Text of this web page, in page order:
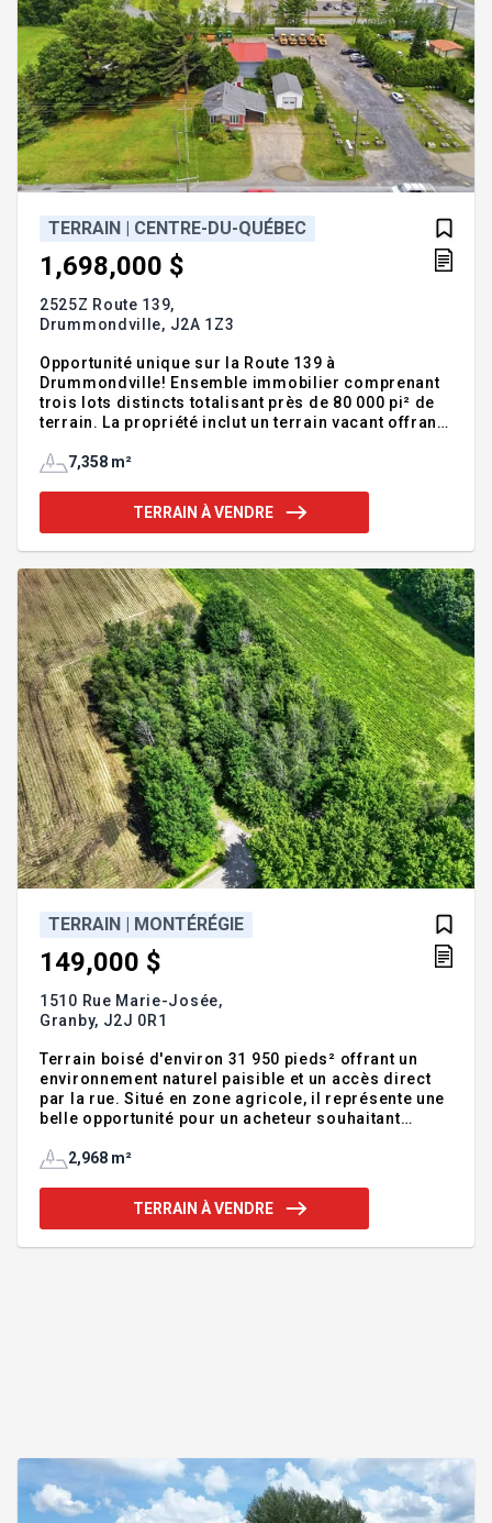
TERRAIN | CENTRE-DU-QUÉBEC
1,698,000 $
2525Z Route 139,
Drummondville, J2A 1Z3
Opportunité unique sur la Route 139 à
Drummondville! Ensemble immobilier comprenant
trois lots distincts totalisant près de 80 000 pi² de
terrain. La propriété inclut un terrain vacant offrant
actuellement louée ainsi qu'un bâtiment
bénéficiant d'un zonage permettant plusieurs
usages commerciaux et industriels. Localisation
ensemble seulement. Prix:1 698 000$ plus taxes.
Addenda :Opportunité unique sur
7,358 m²
TERRAIN À VENDRE
TERRAIN | MONTÉRÉGIE
149,000 $
1510 Rue Marie-Josée,
Granby, J2J 0R1
Terrain boisé d'environ 31 950 pieds² offrant un
environnement naturel paisible et un accès direct
par la rue. Situé en zone agricole, il représente une
belle opportunité pour un acheteur souhaitant
réserve des autorisations requises. Une évaluation
une nouvelle demande est actuellement en cours de
traitement auprès de la CPTAQ afin de permettre un
2,968 m²
TERRAIN À VENDRE